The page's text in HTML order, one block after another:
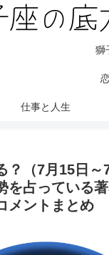
獅
仕事と人生
？（7月15日～7
を占っている
メントまとめ